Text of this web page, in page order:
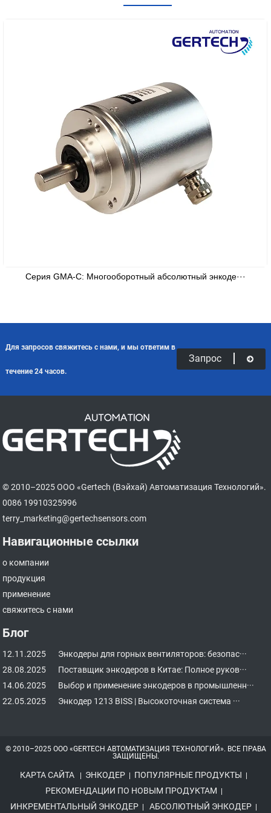
Серия GMA-C: Многооборотный абсолютный энкоде···
Для запросов свяжитесь с нами, и мы ответим в
течение 24 часов.
Запрос
© 2010–2025 ООО «Gertech (Вэйхай) Автоматизация Технологий».
0086 19910325996
terry_marketing@gertechsensors.com
Навигационные ссылки
о компании
продукция
применение
свяжитесь с нами
Блог
12.11.2025
Энкодеры для горных вентиляторов: безопас···
28.08.2025
Поставщик энкодеров в Китае: Полное руков···
14.06.2025
Выбор и применение энкодеров в промышленн···
22.05.2025
Энкодер 1213 BISS | Высокоточная система ···
© 2010–2025 ООО «GERTECH АВТОМАТИЗАЦИЯ ТЕХНОЛОГИЙ». ВСЕ ПРАВА
ЗАЩИЩЕНЫ.
КАРТА САЙТА | ЭНКОДЕР | ПОПУЛЯРНЫЕ ПРОДУКТЫ |
РЕКОМЕНДАЦИИ ПО НОВЫМ ПРОДУКТАМ |
ИНКРЕМЕНТАЛЬНЫЙ ЭНКОДЕР | АБСОЛЮТНЫЙ ЭНКОДЕР |